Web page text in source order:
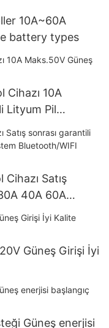
10A~60A
battery types
Cihazı 10A
Lityum Pil
Satış
40A 60A
iletişimini
Güneş Girişi İyi
Güneş enerjisi